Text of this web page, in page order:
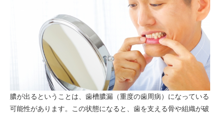
膿が出るということは、歯槽膿漏（重度の歯周病）になっている
可能性があります。この状態になると、歯を支える骨や組織が破